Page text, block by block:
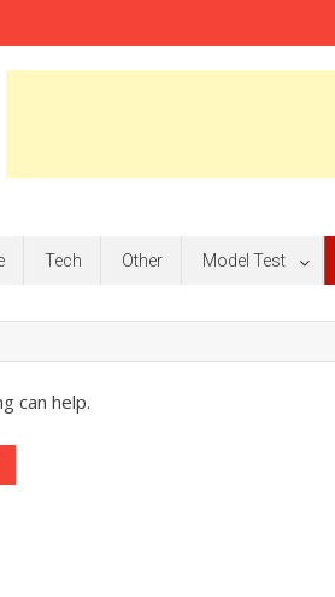
Tech Other Model Test
can help.